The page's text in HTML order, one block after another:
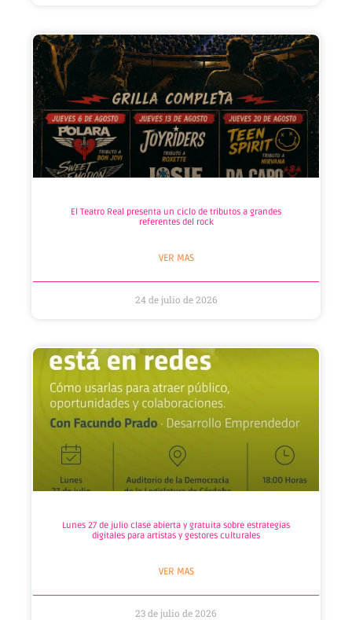
El Teatro Real presenta un ciclo de tributos a grandes
referentes del rock
VER MAS
24 de julio de 2026
Lunes 27 de julio clase abierta y gratuita sobre estrategias
digitales para artistas y gestores culturales
VER MAS
23 de julio de 2026